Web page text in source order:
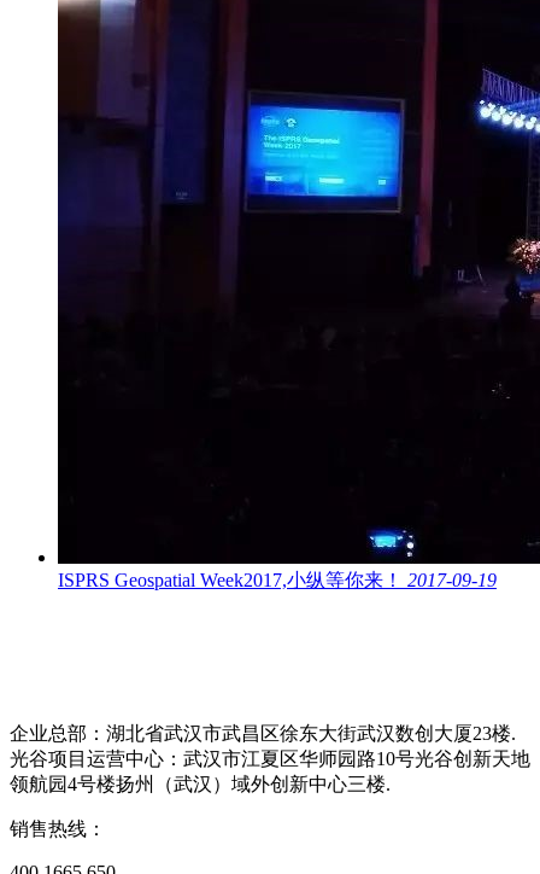
ISPRS Geospatial Week2017,小纵等你来！ 2017-09-19
企业总部：湖北省武汉市武昌区徐东大街武汉数创大厦23楼.
光谷项目运营中心：武汉市江夏区华师园路10号光谷创新天地
领航园4号楼扬州（武汉）域外创新中心三楼.
销售热线：